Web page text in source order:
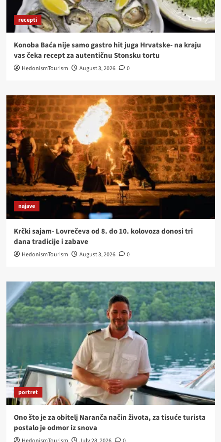
recepti
Konoba Baća nije samo gastro hit juga Hrvatske- na kraju
vas čeka recept za autentičnu Stonsku tortu
HedonismTourism August 3, 2026 0
najave
Krčki sajam- Lovrečeva od 8. do 10. kolovoza donosi tri
dana tradicije i zabave
HedonismTourism August 3, 2026 0
portret
Ono što je za obitelj Naranča način života, za tisuće turista
postalo je odmor iz snova